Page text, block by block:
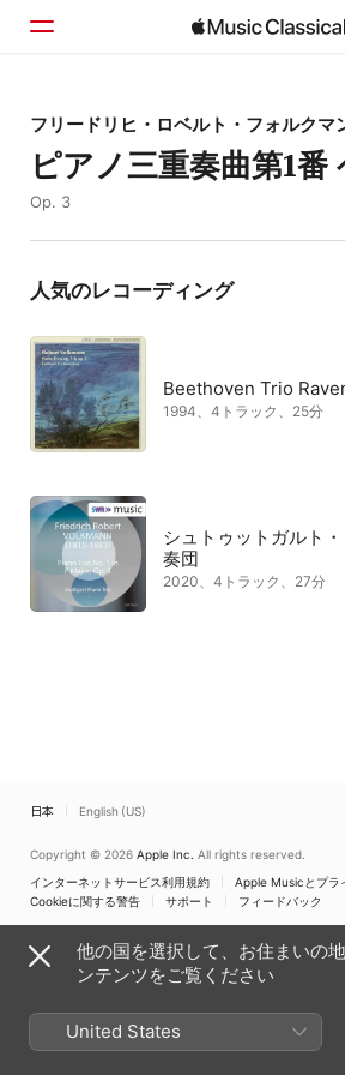
ホーム
見つける
フリードリヒ・ロベルト・フォルクマ
ピアノ三重奏曲第1番
Op. 3
人気のレコーディング
Beethoven Trio
1994、4トラック、25分
シュトゥットガルト
奏団
2020、4トラック、27分
日本 English (US)
Copyright © 2026 Apple Inc. All rights reserved.
インターネットサービス利用規約
Apple Musicとプラ
Cookieに関する警告
サポート フィードバック
他の国を選択して、お住まいの
ンテンツをご覧ください
United States